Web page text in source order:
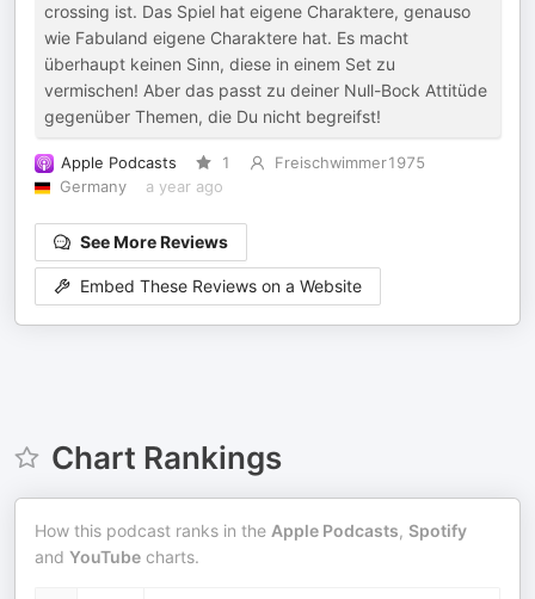
crossing ist. Das Spiel hat eigene Charaktere, genauso
wie Fabuland eigene Charaktere hat. Es macht
überhaupt keinen Sinn, diese in einem Set zu
vermischen! Aber das passt zu deiner Null-Bock Attitüde
gegenüber Themen, die Du nicht begreifst!
Apple Podcasts 1
Freischwimmer1975
Germany
a year ago
See More Reviews
Embed These Reviews on a Website
Chart Rankings
How this podcast ranks in the Apple Podcasts, Spotify
and YouTube charts.